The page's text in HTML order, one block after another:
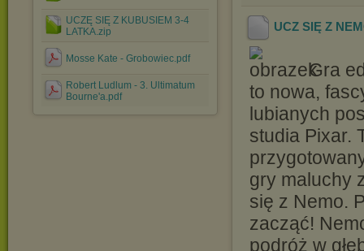
UCZĘ SIĘ Z KUBUSIEM 3-4
LATKA.zip
Mosse Kate - Grobowiec.pdf
Robert Ludlum - 3. Ultimatum
Bourne'a.pdf
UCZ SIĘ Z
Gra
to nowa,
lubianych
studia Pixar.
gry maluchy
się z Nemo.
zacząć!
podróż w